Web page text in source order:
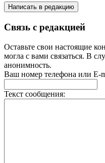
Написать в редакцию
Связь с редакцией
Оставьте свои настоящие
могла с вами связаться. В
анонимность.
Ваш номер телефона или E-
Текст сообщения: